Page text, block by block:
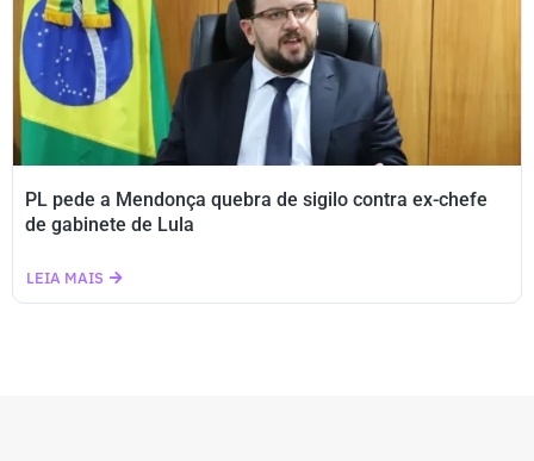
PL pede a Mendonça quebra de sigilo contra ex-chefe
de gabinete de Lula
LEIA MAIS